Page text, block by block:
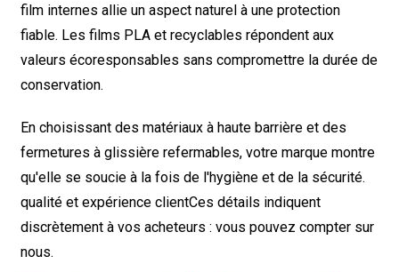
film internes allie un aspect naturel à une protection
fiable. Les films PLA et recyclables répondent aux
valeurs écoresponsables sans compromettre la durée de
conservation.
En choisissant des matériaux à haute barrière et des
fermetures à glissière refermables, votre marque montre
qu'elle se soucie à la fois de l'hygiène et de la sécurité.
qualitéet expérience clientCes détails indiquent
discrètement à vos acheteurs : vous pouvez compter sur
nous.